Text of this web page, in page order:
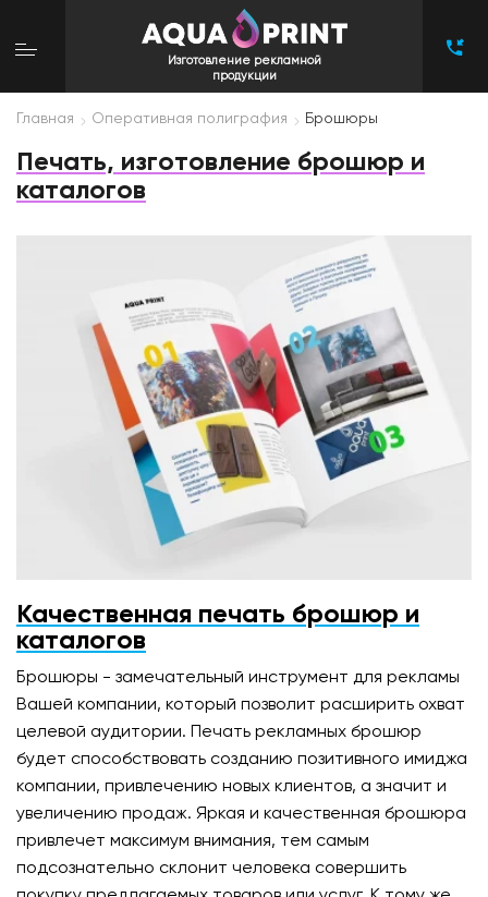
Изготовление рекламной
продукции
Главная Оперативная полиграфия Брошюры
Печать, изготовление брошюр и
каталогов
Качественная печать брошюр и
каталогов
Брошюры - замечательный инструмент для рекламы
Вашей компании, который позволит расширить охват
целевой аудитории. Печать рекламных брошюр
будет способствовать созданию позитивного имиджа
компании, привлечению новых клиентов, а значит и
увеличению продаж. Яркая и качественная брошюра
привлечет максимум внимания, тем самым
подсознательно склонит человека совершить